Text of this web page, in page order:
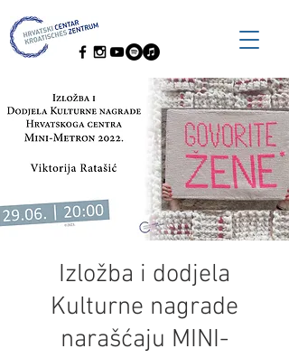
Izložba i dodjela
Kulturne nagrade
narašćaju MINI-